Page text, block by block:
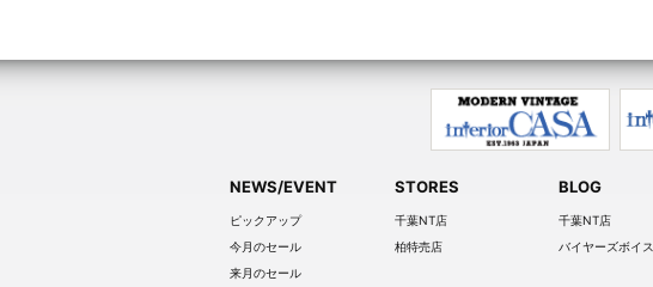
NEWS/EVENT
ピックアップ
今月のセール
来月のセール
STORES
千葉NT店
柏特売店
BLOG
千葉NT店
バイヤーズボイス